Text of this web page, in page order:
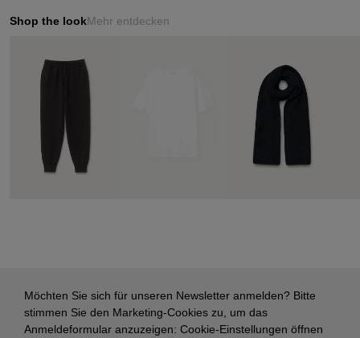
Shop the lookMehr entdecken
Möchten Sie sich für unseren Newsletter anmelden? Bitte
stimmen Sie den Marketing-Cookies zu, um das
Anmeldeformular anzuzeigen: Cookie-Einstellungen öffnen